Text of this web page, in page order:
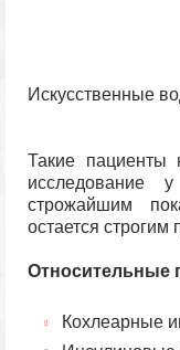
Искусственные
Такие
исследование
строжайшим
остается строгим
Относительные
Кохлеарные